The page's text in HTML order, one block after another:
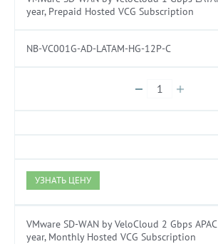
year, Prepaid Hosted VCG Subscription
NB-VC001G-AD-LATAM-HG-12P-C
УЗНАТЬ ЦЕНУ
VMware SD-WAN by VeloCloud 2 Gbps
year, Monthly Hosted VCG Subscription